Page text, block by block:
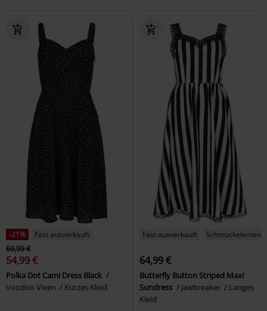
-21%
Fast ausverkauft
69,99 €
54,99 €
Polka Dot Cami Dress Black
Voodoo Vixen
Kurzes Kleid
Fast ausverkauft Schmuckelement
64,99 €
Butterfly Button Striped Maxi
Sundress
Jawbreaker
Langes
Kleid